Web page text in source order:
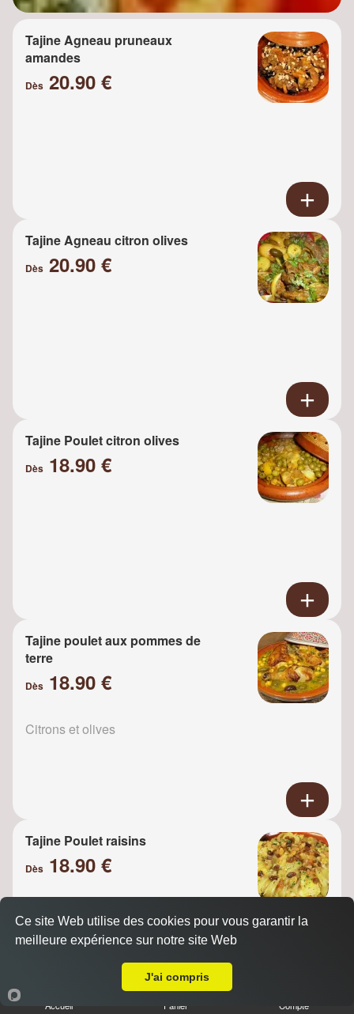
Tajine Agneau pruneaux
amandes
Dès 20.90 €
Tajine Agneau citron olives
Dès 20.90 €
Tajine Poulet citron olives
Dès 18.90 €
Tajine poulet aux pommes de
terre
Dès 18.90 €
Citrons et olives
Tajine Poulet raisins
Dès 18.90 €
Oignons
Accueil Panier Compte
Ce site Web utilise des cookies pour vous garantir la
meilleure expérience sur notre site Web
J'ai compris